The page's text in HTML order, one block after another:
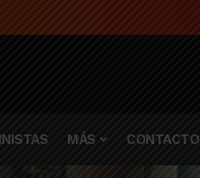
MÁS CONTACTO